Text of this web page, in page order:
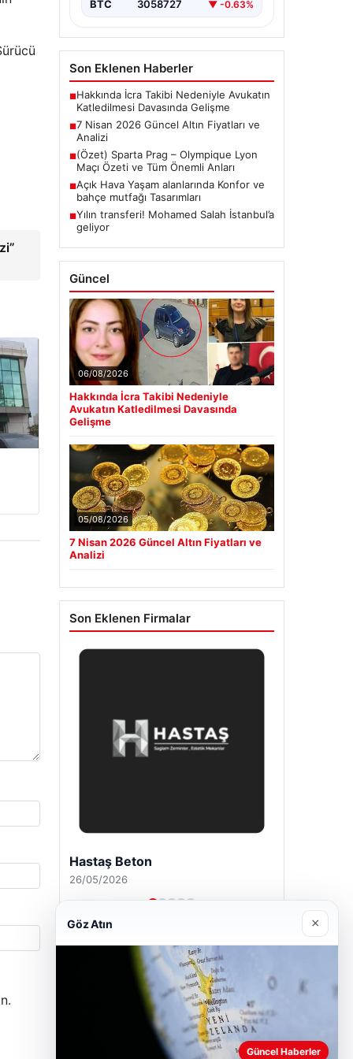
BTC 3058727 ▼ -0.63%
Son Eklenen Haberler
■Hakkında İcra Takibi Nedeniyle Avukatın
Katledilmesi Davasında Gelişme
■7 Nisan 2026 Güncel Altın Fiyatları ve
Analizi
■(Özet) Sparta Prag – Olympique Lyon
Maçı Özeti ve Tüm Önemli Anları
■Açık Hava Yaşam alanlarında Konfor ve
bahçe mutfağı Tasarımları
■Yılın transferi! Mohamed Salah İstanbul’a
geliyor
Güncel
06/08/2026
Hakkında İcra Takibi Nedeniyle
Avukatın Katledilmesi Davasında
Gelişme
05/08/2026
7 Nisan 2026 Güncel Altın Fiyatları ve
Analizi
Son Eklenen Firmalar
Enes Kaplan Avukatlık Bürosu
28/04/2026
Göz Atın ×
Güncel Haberler